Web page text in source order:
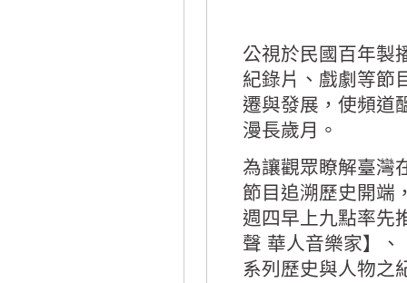
公視於民國百年製
紀錄片、戲劇等節
遷與發展，使頻道
漫長歲月。
為讓觀眾瞭解臺灣
節目追溯歷史開端
週四早上九點率先
聲 華人音樂家】
系列歷史與人物之